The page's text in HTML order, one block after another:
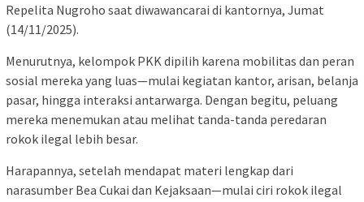
Repelita Nugroho saat diwawancarai di kantornya, Jumat
(14/11/2025).
Menurutnya, kelompok PKK dipilih karena mobilitas dan peran
sosial mereka yang luas—mulai kegiatan kantor, arisan, belanja
pasar, hingga interaksi antarwarga. Dengan begitu, peluang
mereka menemukan atau melihat tanda-tanda peredaran
rokok ilegal lebih besar.
Harapannya, setelah mendapat materi lengkap dari
narasumber Bea Cukai dan Kejaksaan—mulai ciri rokok ilegal